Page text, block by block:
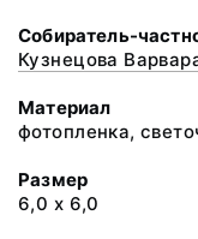
Собиратель-
Кузнецова
Материал
фотопленка,
Размер
6,0 х 6,0